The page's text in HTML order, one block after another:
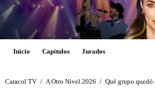
Inicio Capítulos Jurados
Caracol TV / A Otro Nivel 2026 / Qué grupo